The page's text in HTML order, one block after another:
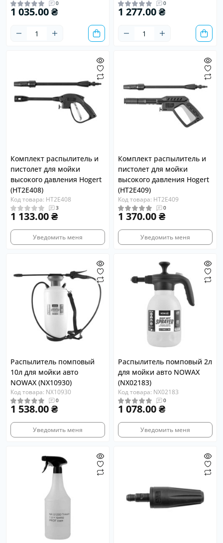
0
1 035.00 ₴
0
1 277.00 ₴
Комплект распылитель и
пистолет для мойки
высокого давления Hogert
(HT2E408)
Код товара: HT2E408
3
1 133.00 ₴
Уведомить меня
Комплект распылитель и
пистолет для мойки
высокого давления Hogert
(HT2E409)
Код товара: HT2E409
0
1 370.00 ₴
Уведомить меня
Распылитель помповый
10л для мойки авто
NOWAX (NX10930)
Код товара: NX10930
0
1 538.00 ₴
Уведомить меня
Распылитель помповый 2л
для мойки авто NOWAX
(NX02183)
Код товара: NX02183
0
1 078.00 ₴
Уведомить меня